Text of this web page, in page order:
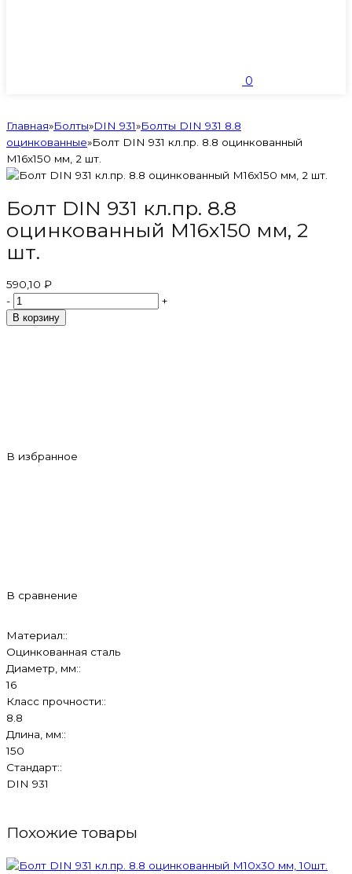
0
Главная»Болты»DIN 931»Болты DIN 931 8.8
оцинкованные»Болт DIN 931 кл.пр. 8.8 оцинкованный
М16х150 мм, 2 шт.
Болт DIN 931 кл.пр. 8.8
оцинкованный М16х150 мм, 2
шт.
590,10 ₽
-
+
В корзину
В избранное
В сравнение
Материал::
Оцинкованная сталь
Диаметр, мм::
16
Класс прочности::
8.8
Длина, мм::
150
Стандарт::
DIN 931
Похожие товары